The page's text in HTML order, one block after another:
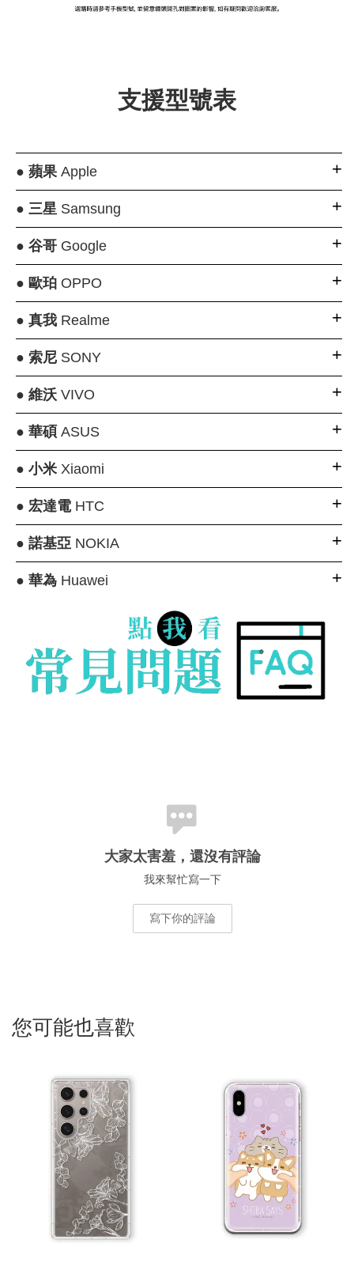
+NT$ 159
-
支援型號表
● 蘋果Apple
● 三星Samsung
● 谷哥Google
● 歐珀OPPO
● 真我Realme
● 索尼SONY
● 維沃VIVO
● 華碩 ASUS
● 小米Xiaomi
● 宏達電HTC
● 諾基亞NOKIA
● 華為Huawei
大家太害羞，還沒有評論
我來幫忙寫一下
寫下你的評論
您可能也喜歡